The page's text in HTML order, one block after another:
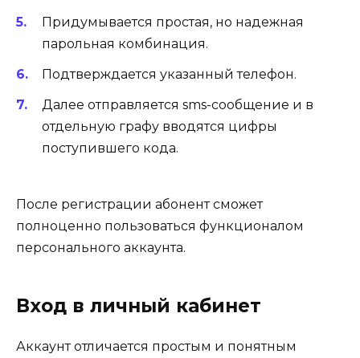
Придумывается простая, но надежная
парольная комбинация.
Подтверждается указанный телефон.
Далее отправляется sms-сообщение и в
отдельную графу вводятся цифры
поступившего кода.
После регистрации абонент сможет
полноценно пользоваться функционалом
персонального аккаунта.
Вход в личный кабинет
Аккаунт отличается простым и понятным